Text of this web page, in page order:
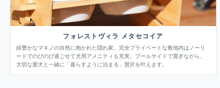
フォレストヴィラ メタセコイア
緑豊かなマキノの自然に抱かれた隠れ家。完全プライベートな敷地内はノーリ
ードでのびのび過ごせて犬用アメニティも充実。プールサイドで寛ぎながら、
大切な愛犬と一緒に「暮らすように泊まる」贅沢を叶えます。